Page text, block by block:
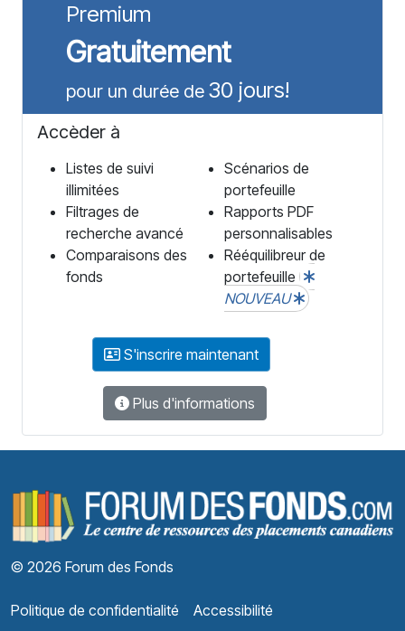
Premium
Gratuitement
pour un durée de 30 jours!
Accèder à
Listes de suivi
illimitées
Filtrages de
recherche avancé
Comparaisons des
fonds
Scénarios de
portefeuille
Rapports PDF
personnalisables
Rééquilibreur de
portefeuille
NOUVEAU
S'inscrire maintenant
Plus d'informations
© 2026 Forum des Fonds
Politique de confidentialité Accessibilité